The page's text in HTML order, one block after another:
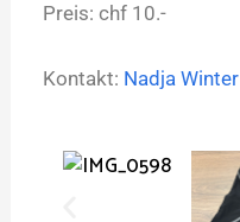
Preis: chf 10.-
Kontakt: Nadja Winter